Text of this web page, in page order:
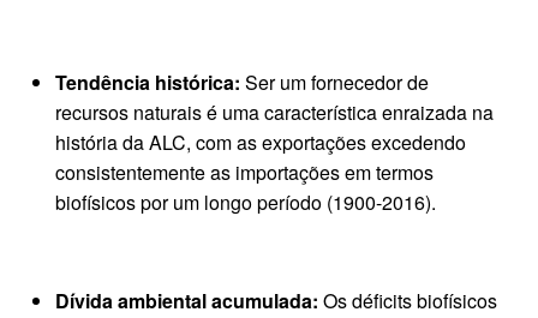
Tendência histórica: Ser um fornecedor de
recursos naturais é uma característica enraizada na
história da ALC, com as exportações excedendo
consistentemente as importações em termos
biofísicos por um longo período (1900-2016).
Dívida ambiental acumulada: Os déficits biofísicos